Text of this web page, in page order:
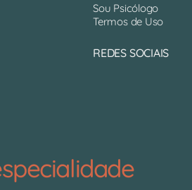
Sou Psicólogo
Termos de Uso
REDES SOCIAIS